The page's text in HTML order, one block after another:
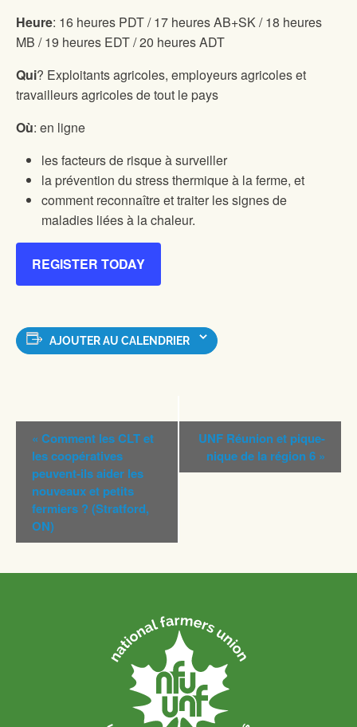
Heure: 16 heures PDT / 17 heures AB+SK / 18 heures
MB / 19 heures EDT / 20 heures ADT
Qui? Exploitants agricoles, employeurs agricoles et
travailleurs agricoles de tout le pays
Où: en ligne
les facteurs de risque à surveiller
la prévention du stress thermique à la ferme, et
comment reconnaître et traiter les signes de
maladies liées à la chaleur.
REGISTER TODAY
AJOUTER AU CALENDRIER
Navigation
Évènement
« Comment les CLT et
les coopératives
peuvent-ils aider les
nouveaux et petits
fermiers ? (Stratford,
ON)
UNF Réunion et pique-
nique de la région 6 »